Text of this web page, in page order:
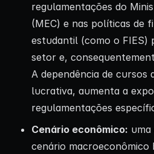
regulamentações do
(MEC) e nas políticas de
estudantil (como o FIES)
setor e,
A dependência de cursos
lucrativa, aumenta a
regulamentações
Cenário econômico:
cenário macroeconômico